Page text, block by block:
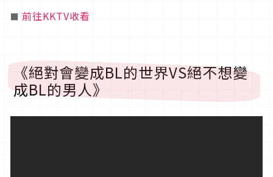
■ 前往KKTV收看
《絕對會變成BL的世界VS絕不想變
成BL的男人》